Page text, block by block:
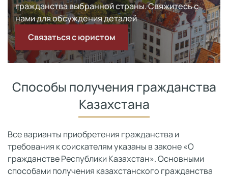
гражданства выбранной страны. Свяжитесь с
нами для обсуждения деталей
Связаться с юристом
Способы получения гражданства
Казахстана
Все варианты приобретения гражданства и
требования к соискателям указаны в законе «О
гражданстве Республики Казахстан». Основными
способами получения казахстанского гражданства